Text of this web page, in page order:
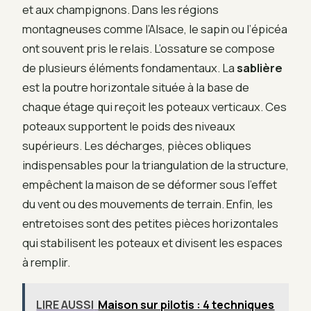
et aux champignons. Dans les régions
montagneuses comme l’Alsace, le sapin ou l’épicéa
ont souvent pris le relais. L’ossature se compose
de plusieurs éléments fondamentaux. Lasablière
est la poutre horizontale située à la base de
chaque étage qui reçoit les poteaux verticaux. Ces
poteaux supportent le poids des niveaux
supérieurs. Les décharges, pièces obliques
indispensables pour la triangulation de la structure,
empêchent la maison de se déformer sous l’effet
du vent ou des mouvements de terrain. Enfin, les
entretoises sont des petites pièces horizontales
qui stabilisent les poteaux et divisent les espaces
à remplir.
LIRE AUSSI Maison sur pilotis : 4 techniques